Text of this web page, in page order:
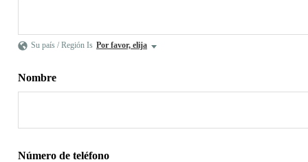
Su país / Región Is Por favor, elija
Nombre
Número de teléfono